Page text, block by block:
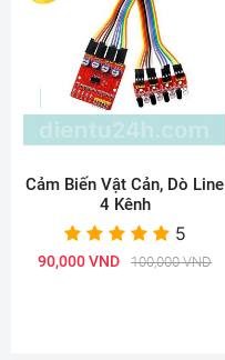
Cảm Biến Vật Cản, Dò Line
4 Kênh
5
90,000 VND 100,000 VND